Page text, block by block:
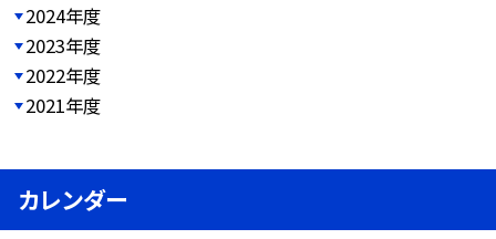
2024年度
2023年度
2022年度
2021年度
カレンダー